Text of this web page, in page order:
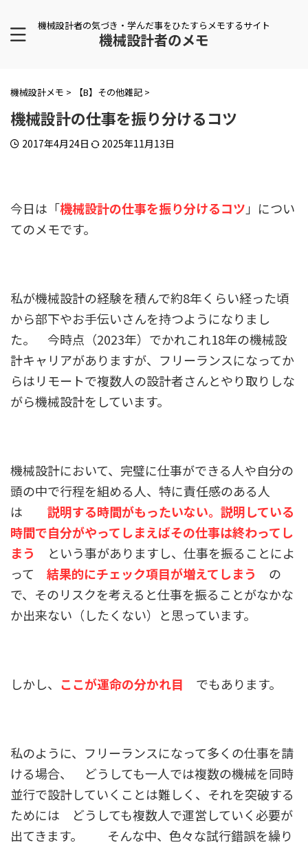
機械設計者の気づき・学んだ事をひたすらメモするサイト
機械設計者のメモ
機械設計メモ > 【B】その他雑記 >
機械設計の仕事を振り分けるコツ
2017年4月24日 2025年11月13日
今日は「機械設計の仕事を振り分けるコツ 」につい
てのメモです。
私が機械設計の経験を積んで約8年くらい経った頃
から部下やお手伝いさんを持つようになりまし
た。 今時点（2023年）でかれこれ18年の機械設
計キャリアがありますが、 フリーランスになってか
らはリモートで複数人の設計者さんとやり取りしな
がら機械設計をしています。
機械設計において、完璧に仕事ができる人や自分の
頭の中で行程を組める人、特に責任感のある人
は 説明する時間がもったいない。説明している
時間で自分がやってしまえばその仕事は終わってし
まう
という事がありますし、 仕事を振ることによ
って 結果的にチェック項目が増えてしまう の
で、そのリスクを考えると仕事を振ることがなかな
か出来ない（したくない）と思っています。
しかし、 ここが運命の分かれ目 でもあります。
私のように、フリーランスになって多くの仕事を請
ける場合、 どうしても一人では複数の機械を同時
並行で設計していくことは難しく、それを突破する
ためには どうしても複数人で運営していく必要が
出てきます。 そんな中、色々な試行錯誤を繰り